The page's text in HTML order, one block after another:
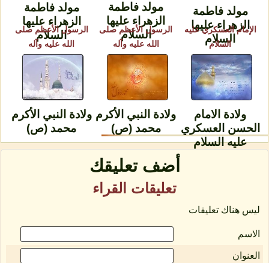
مولد فاطمة
الزهراء عليها
السلام
مولد فاطمة
الزهراء عليها
السلام
مولد فاطمة
الزهراء عليها
السلام
الإمام العسكري عليه
السلام
ولادة الامام
الحسن العسكري
عليه السلام
الرسول الأعظم صلى
الله عليه وآله
ولادة النبي الأكرم
محمد (ص)
الرسول الأعظم صلى
الله عليه وآله
ولادة النبي الأكرم
محمد (ص)
أضف تعليقك
تعليقات القراء
ليس هناك تعليقات
الاسم
العنوان